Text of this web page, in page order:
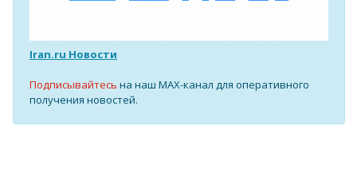
Iran.ru Новости
Подписывайтесь на наш MAX-канал для оперативного
получения новостей.